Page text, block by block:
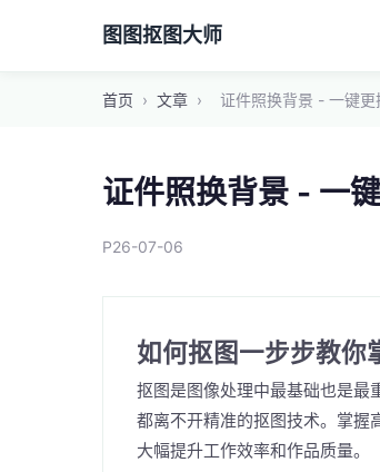
图图抠图大师
首页 › 文章 › 证件照换背景 - 一键更
证件照换背景 - 一
P26-07-06
如何抠图一步步教你
抠图是图像处理中最基础也是最
都离不开精准的抠图技术。掌握
大幅提升工作效率和作品质量。